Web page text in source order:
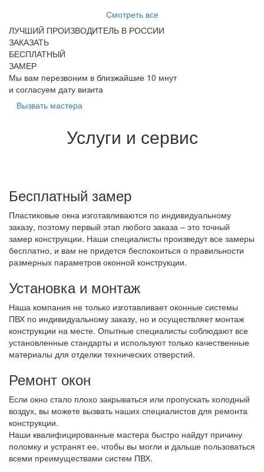
Смотреть все
ЛУЧШИЙ ПРОИЗВОДИТЕЛЬ В РОССИИ
ЗАКАЗАТЬ
БЕСПЛАТНЫЙ
ЗАМЕР
Мы вам перезвоним в близжайшие 10 мнут
и согласуем дату визита
Вызвать мастера
Услуги и сервис
Бесплатный замер
Пластиковые окна изготавливаются по индивидуальному
заказу, поэтому первый этап любого заказа – это точный
замер конструкции. Наши специалисты произведут все замеры
бесплатно, и вам не придется беспокоиться о правильности
размерных параметров оконной конструкции.
Установка и монтаж
Наша компания не только изготавливает оконные системы
ПВХ по индивидуальному заказу, но и осуществляет монтаж
конструкции на месте. Опытные специалисты соблюдают все
установленные стандарты и используют только качественные
материалы для отделки технических отверстий.
Ремонт окон
Если окно стало плохо закрываться или пропускать холодный
воздух, вы можете вызвать наших специалистов для ремонта
конструкции.
Наши квалифицированные мастера быстро найдут причину
поломку и устранят ее, чтобы вы могли и дальше пользоваться
всеми преимуществами систем ПВХ.